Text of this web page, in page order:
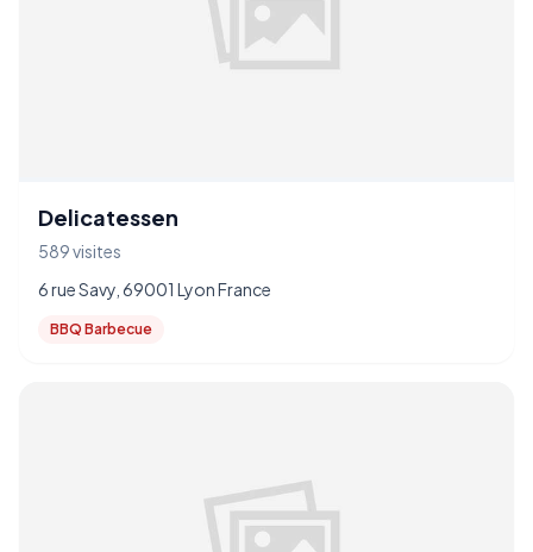
Delicatessen
589 visites
6 rue Savy, 69001 Lyon France
BBQ Barbecue